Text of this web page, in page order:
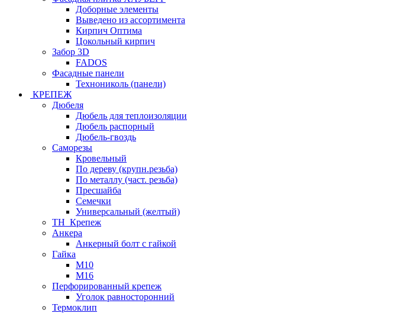
Доборные элементы
Выведено из ассортимента
Кирпич Оптима
Цокольный кирпич
Забор 3D
FADOS
Фасадные панели
Технониколь (панели)
КРЕПЕЖ
Дюбеля
Дюбель для теплоизоляции
Дюбель распорный
Дюбель-гвоздь
Саморезы
Кровельный
По дереву (крупн.резьба)
По металлу (част. резьба)
Пресшайба
Семечки
Универсальный (желтый)
ТН_Крепеж
Анкера
Анкерный болт с гайкой
Гайка
М10
М16
Перфорированный крепеж
Уголок равносторонний
Термоклип